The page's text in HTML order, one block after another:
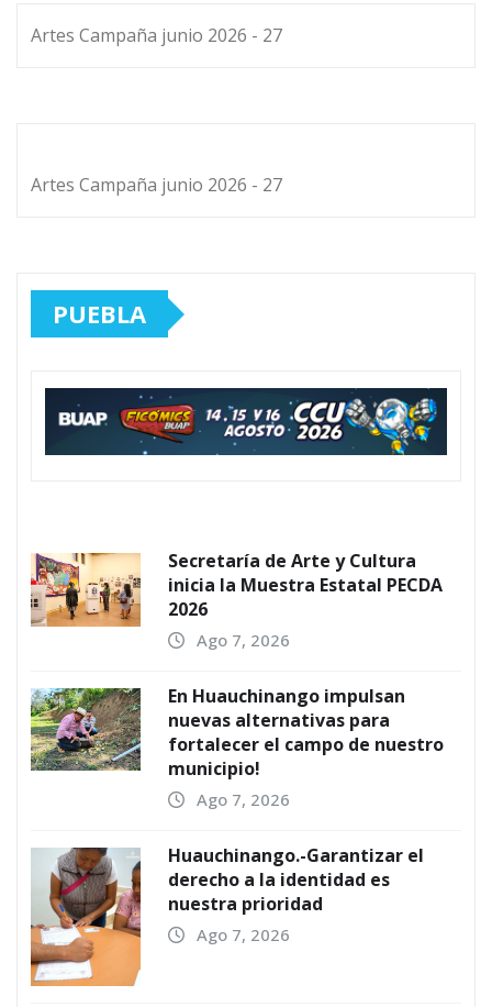
Artes Campaña junio 2026 - 27
Artes Campaña junio 2026 - 27
PUEBLA
Secretaría de Arte y Cultura
inicia la Muestra Estatal PECDA
2026
Ago 7, 2026
En Huauchinango impulsan
nuevas alternativas para
fortalecer el campo de nuestro
municipio!
Ago 7, 2026
Huauchinango.-Garantizar el
derecho a la identidad es
nuestra prioridad
Ago 7, 2026